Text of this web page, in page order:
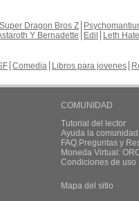
Super Dragon Bros Z
Y Bernadette Edil
Leth Hate
Comedia Libros para jovenes
COMUNIDAD
Tutorial del lector
Ayuda la
FAQ.Preguntas y
Moneda Virtual:
Condiciones de uso
Mapa del sitio